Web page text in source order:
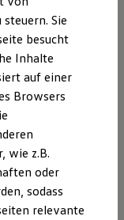
steuern. Sie
besucht
Inhalte
auf einer
Browsers
wie z.B.
oder
sodass
relevante